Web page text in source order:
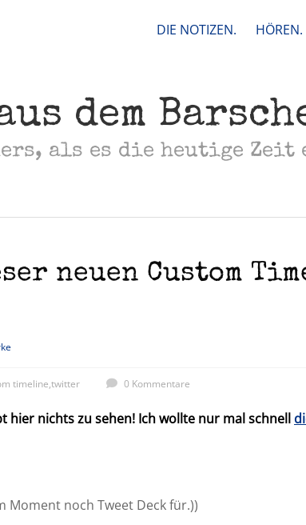
DIE NOTIZEN. HÖREN.
dem
als es die heutige
neuen Custom
timeline,twitter 0 Kommentare
hier nichts zu sehen! Ich wollte nur mal schnell
Moment noch Tweet Deck für.))